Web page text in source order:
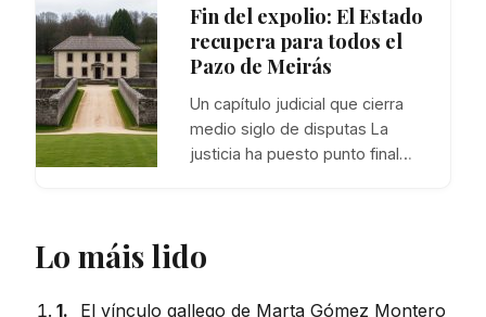
Fin del expolio: El Estado
recupera para todos el
Pazo de Meirás
Un capítulo judicial que cierra
medio siglo de disputas La
justicia ha puesto punto final…
Lo máis lido
1.
El vínculo gallego de Marta Gómez Montero